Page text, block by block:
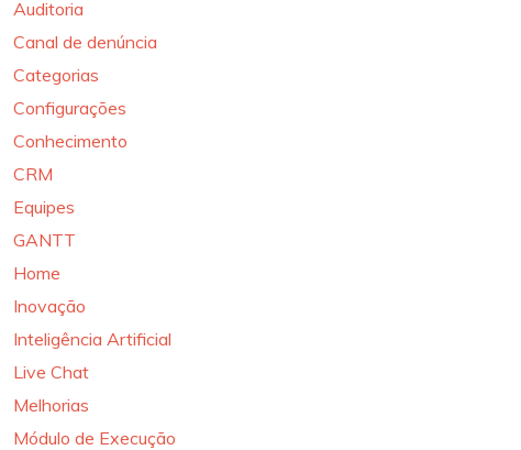
Auditoria
Canal de denúncia
Categorias
Configurações
Conhecimento
CRM
Equipes
GANTT
Home
Inovação
Inteligência Artificial
Live Chat
Melhorias
Módulo de Execução